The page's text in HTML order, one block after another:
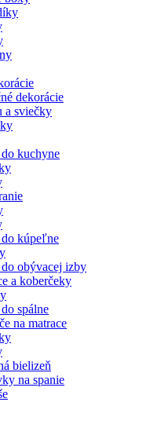
dekorácie
a sviečky
kuchyne
kúpeľne
obývacej izby
a koberčeky
spálne
na matrace
bielizeň
na spanie